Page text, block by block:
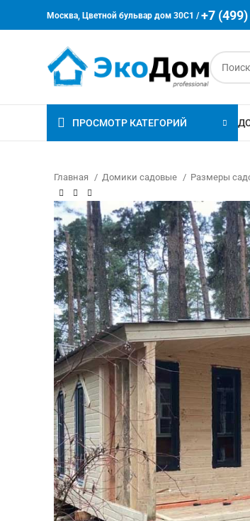
Москва, Цветной бульвар дом 30C1 / +7
ПРОСМОТР КАТЕГОРИЙ
Главная Домики садовые Размеры